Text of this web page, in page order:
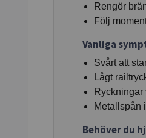
Rengör
Följ
Vanliga
Svårt att
Lågt
Ryckningar
Metallspån
Behöver du